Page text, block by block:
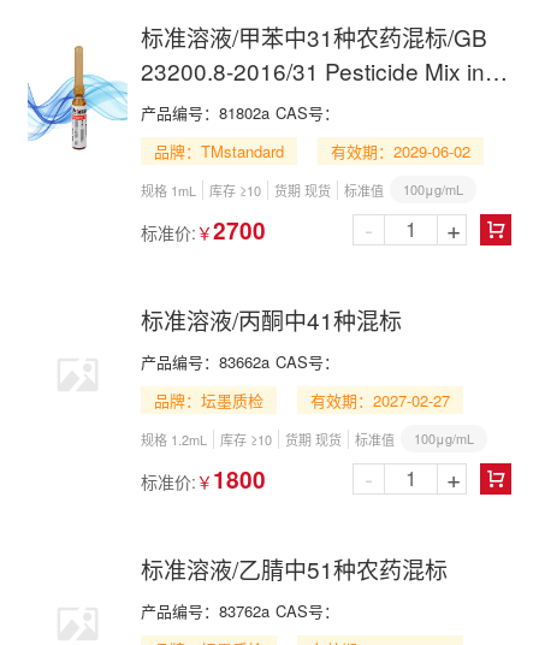
标准溶液/甲苯中31种农药混标/GB
23200.8-2016/31 Pesticide Mix in
Toluene
产品编号： 81802a CAS号：
品牌：TMstandard
有效期：2029-06-02
规格 1mL 库存 ≥10 货期 现货 标准值 100μg/mL
标准价: ￥2700 
- +
标准溶液/丙酮中41种混标
产品编号： 83662a CAS号：
品牌：坛墨质检
有效期：2027-02-27
规格 1.2mL 库存 ≥10 货期 现货 标准值 100μg/mL
标准价: ￥ 1800 
- +
标准溶液/乙腈中51种农药混标
产品编号： 83762a CAS号：